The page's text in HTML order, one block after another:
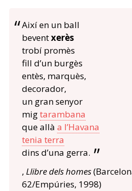
Així en un ball
beventxerès
trobí promès
fill d’un burgès
entès, marquès,
decorador,
un gran senyor
migtarambana
que allà a l’Havana
tenia terra
dins d’una gerra.
, Llibre dels homes
62/Empúries, 1998)